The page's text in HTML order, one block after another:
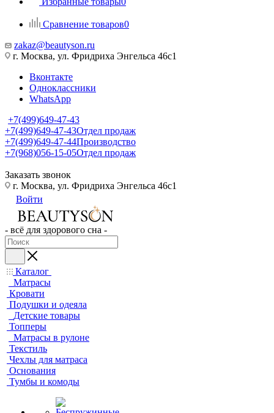
Сравнение товаров0
zakaz@beautyson.ru
г. Москва, ул. Фридриха Энгельса 46с1
Вконтакте
Одноклассники
WhatsApp
+7(499)649-47-43
+7(499)649-47-43Отдел продаж
+7(499)649-47-44Производство
+7(968)056-15-05Отдел продаж
Заказать звонок
г. Москва, ул. Фридриха Энгельса 46с1
Войти
- всё для здорового сна -
Каталог
Матрасы
Кровати
Подушки и одеяла
Детские товары
Топперы
Матрасы в рулоне
Текстиль
Чехлы для матраса
Основания
Тумбы и комоды